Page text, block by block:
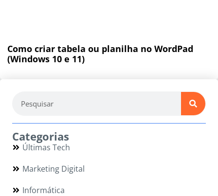
Como criar tabela ou planilha no WordPad
(Windows 10 e 11)
Categorias
Últimas Tech
Marketing Digital
Informática